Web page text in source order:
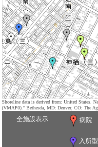
Shoreline data is derived from: United States.
(VMAP0)." Bethesda, MD: Denver, CO: The
全施設表示 病院
入所型